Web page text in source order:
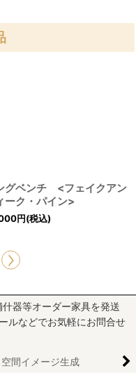
グベンチ <フェイクアン
ーク・パイン>
円(税込)
器等オーダー家具を発送
ルなどでお気軽にお問合せ
空間イメージ生成